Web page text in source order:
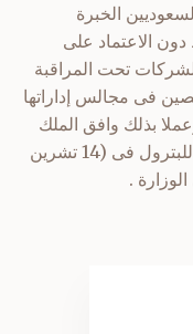
الخبرة
دون الاعتماد على
تحت المراقبة
فى مجالس إداراتها
بذلك وافق الملك
سعود على منح الامتياز للشركة اليابانية للبترول فى (14 تشرين